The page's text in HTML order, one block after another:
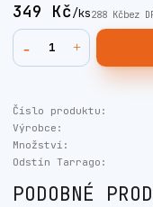
349 Kč/ks288 Kčbez
Číslo produktu:
Výrobce:
Množství:
Odstín Tarrago:
PODOBNÉ